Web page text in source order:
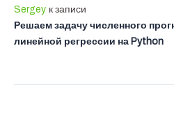
Sergey к записи
Решаем задачу численного
линейной регрессии на Python